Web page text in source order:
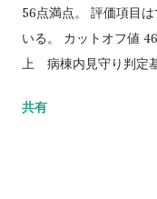
56点満点。 評価項目
いる。 カットオフ値
上 病棟内見守り判定
TUG（Timed Up to
共有